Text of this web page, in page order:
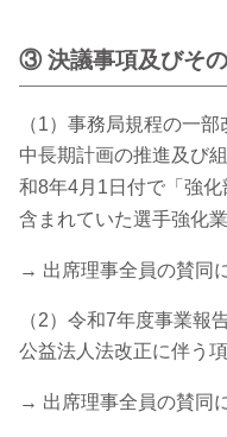
③ 決議事項及びそ
（1）事務局規程の一
中長期計画の推進及び
和8年4月1日付で「強
含まれていた選手強化
→ 出席理事全員の賛同
（2）令和7年度事業報
公益法人法改正に伴う
→ 出席理事全員の賛同